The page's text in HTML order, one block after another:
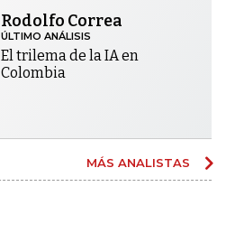
Rodolfo Correa
ÚLTIMO ANÁLISIS
El trilema de la IA en
Colombia
MÁS ANALISTAS